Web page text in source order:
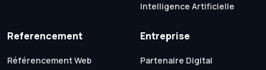
Intelligence Artificielle
Referencement
Référencement Web
Entreprise
Partenaire Digital